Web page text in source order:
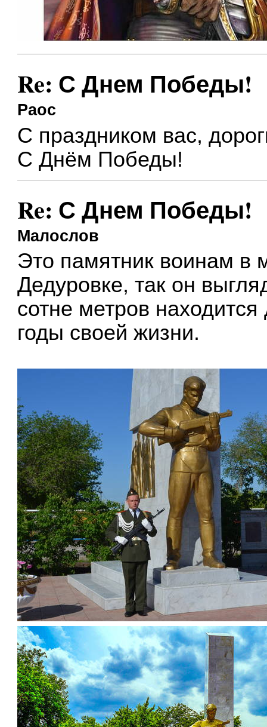
Re: С Днем Победы!
Раос
С праздником вас,
С Днём Победы!
Re: С Днем Победы!
Малослов
Это памятник воинам в
Дедуровке, так он
сотне метров
годы своей жизни.